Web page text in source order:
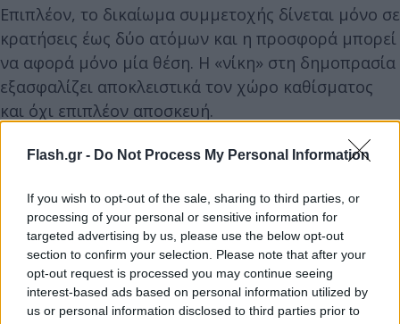
Flash.gr - Do Not Process My Personal Information
If you wish to opt-out of the sale, sharing to third parties, or
processing of your personal or sensitive information for
targeted advertising by us, please use the below opt-out
section to confirm your selection. Please note that after your
opt-out request is processed you may continue seeing
interest-based ads based on personal information utilized by
us or personal information disclosed to third parties prior to
Επιπλέον, το δικαίωμα συμμετοχής δίνεται μόνο σε
κρατήσεις έως δύο ατόμων και η προσφορά μπορεί
να αφορά μόνο μία θέση. Η «νίκη» στη δημοπρασία
εξασφαλίζει αποκλειστικά τον χώρο καθίσματος
και όχι επιπλέον αποσκευή.